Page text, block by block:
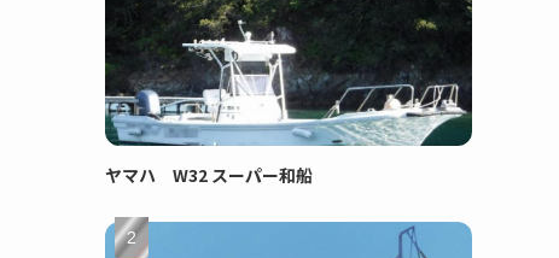
ヤマハ W32 スーパー和船